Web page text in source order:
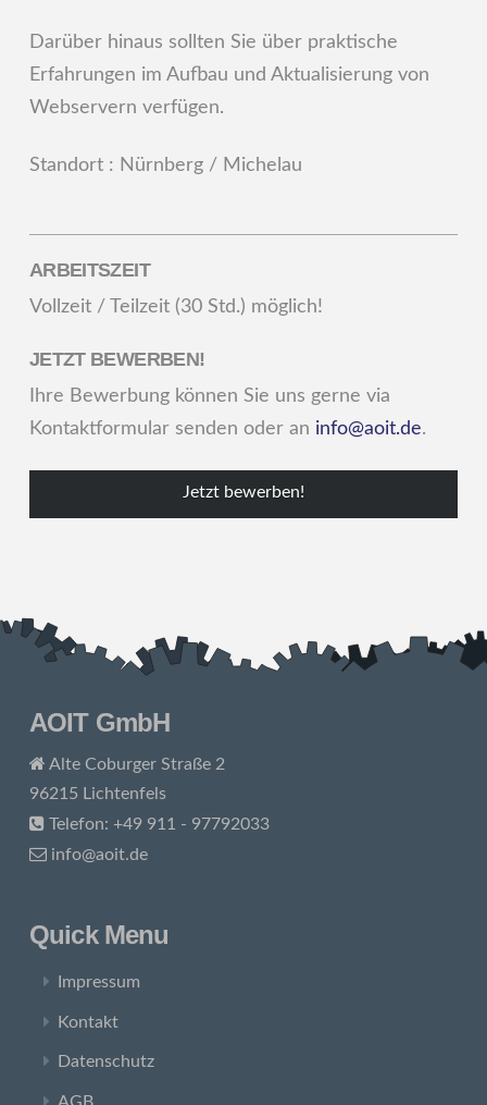
Darüber hinaus sollten Sie über praktische
Erfahrungen im Aufbau und Aktualisierung von
Webservern verfügen.
Standort : Nürnberg / Michelau
ARBEITSZEIT
Vollzeit / Teilzeit (30 Std.) möglich!
JETZT BEWERBEN!
Ihre Bewerbung können Sie uns gerne via
Kontaktformular senden oder an info@aoit.de.
Jetzt bewerben!
AOIT GmbH
Alte Coburger Straße 2
96215 Lichtenfels
Telefon: +49 911 - 97792033
info@aoit.de
Quick Menu
Impressum
Kontakt
Datenschutz